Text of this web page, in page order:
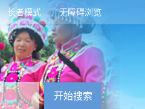
无障碍浏览
长者模式